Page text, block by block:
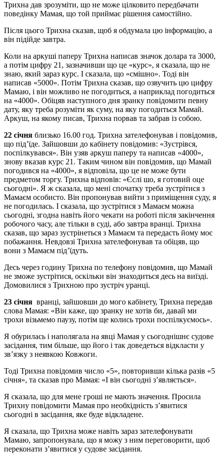
Трихна дав зрозуміти, що не може цілковито передбачати
поведінку Мамая, що той приймає рішення самостійно.
Після цього Трихна сказав, щоб я обдумала цю інформацію, а
він підійде завтра.
Коли на аркуші паперу Трихна написав значок долара та 3000,
а потім цифру 21, зазначивши що це «курс», я сказала, що не
знаю, який зараз курс. І сказала, що «смішно». Тоді він
написав «5000». Потім Трихна сказав, що озвучить цю цифру
Мамаю, і він можливо не погодиться, а наприклад погодиться
на «4000». Обіцяв наступного дня зранку повідомити певну
дату, яку треба розуміти як суму, на яку погодиться Мамай.
Аркуш, на якому писав, Трихна порвав та забрав із собою.
22 січня близько 16.00 год. Трихна зателефонував і повідомив,
що під’їде. Зайшовши до кабінету повідомив: «Зустрівся,
поспілкувався». Він узяв аркуш паперу та написав «4000»,
знову вказав курс 21. Таким чином він повідомив, що Мамай
погодився на «4000», я відповіла, що це не може бути
предметом торгу. Трихна відповів: «Єслі шо, я готовий оце
сьогодні». Я ж сказала, що мені спочатку треба зустрітися з
Мамаєм особисто. Він пропонував вийти з приміщення суду, я
не погодилась. І сказала, що зустрітися з Мамаєм можна
сьогодні, згодна навіть його чекати на роботі після закінчення
робочого часу, але тільки в суді, або завтра вранці. Трихна
сказав, що зараз зустрінеться з Мамаєм та передасть йому моє
побажання. Невдовзі Трихна зателефонував та обіцяв, що
вони з Мамаєм під’їдуть.
Десь через годину Трихна по телефону повідомив, що Мамай
не зможе зустрітися, оскільки він знаходиться десь на виїзді.
Домовилися з Трихною про зустріч уранці.
23 січня вранці, зайшовши до мого кабінету, Трихна передав
слова Мамая: «Він каже, що зранку не хотів би, давай ми
трохи візьмемо паузу, потім ще колись трохи поспілкуємось».
Я обурилась і наполягала на явці Мамая у сьогоднішнє судове
засідання, тим більше, що його і так доведеться відкласти у
зв’язку з неявкою Ковжоги.
Тоді Трихна повідомив число «5», повторивши кілька разів «5
січня», та сказав про Мамая: «І він сьогодні з’являється».
Я сказала, що для мене гроші не мають значення. Просила
Трихну повідомити Мамая про необхідність з’явитися
сьогодні в засідання, яке буде відкладене.
Я сказала, що Трихна може навіть зараз зателефонувати
Мамаю, запропонувала, що я можу з ним переговорити, щоб
переконати з’явитися у судове засідання.